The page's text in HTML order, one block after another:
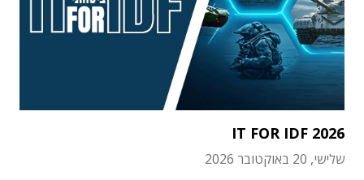
IT FOR IDF 2026
שלישי, 20 באוקטובר 2026